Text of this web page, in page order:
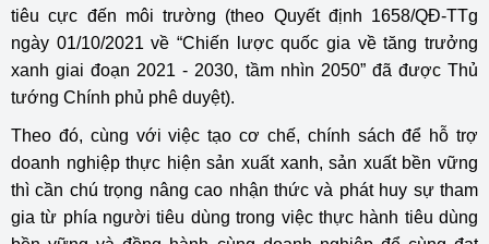
tiêu cực đến môi trường (theo Quyết định 1658/QĐ-TTg
ngày 01/10/2021 về “Chiến lược quốc gia về tăng trưởng
xanh giai đoạn 2021 - 2030, tầm nhìn 2050” đã được Thủ
tướng Chính phủ phê duyệt).
Theo đó, cùng với việc tạo cơ chế, chính sách để hỗ trợ
doanh nghiệp thực hiện sản xuất xanh, sản xuất bền vững
thì cần chú trọng nâng cao nhận thức và phát huy sự tham
gia từ phía người tiêu dùng trong việc thực hành tiêu dùng